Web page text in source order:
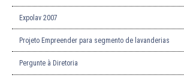
Expolav 2007
Projeto Empreender para segmento de lavanderias
Pergunte à Diretoria